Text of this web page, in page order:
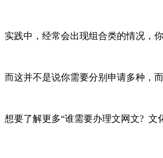
实践中，经常会出现组合类的情况，
而这并不是说你需要分别申请多种，
想要了解更多“谁需要办理文网文? 文